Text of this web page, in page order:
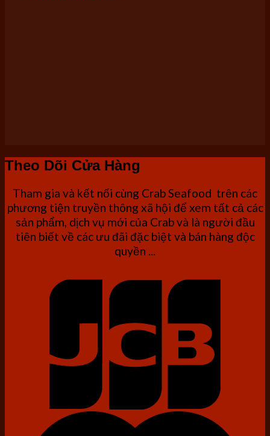
Theo Dõi Cửa Hàng
Tham gia và kết nối cùng Crab Seafood trên các
phương tiện truyền thông xã hội để xem tất cả các
sản phẩm, dịch vụ mới của Crab và là người đầu
tiên biết về các ưu đãi đặc biệt và bán hàng độc
quyền ...